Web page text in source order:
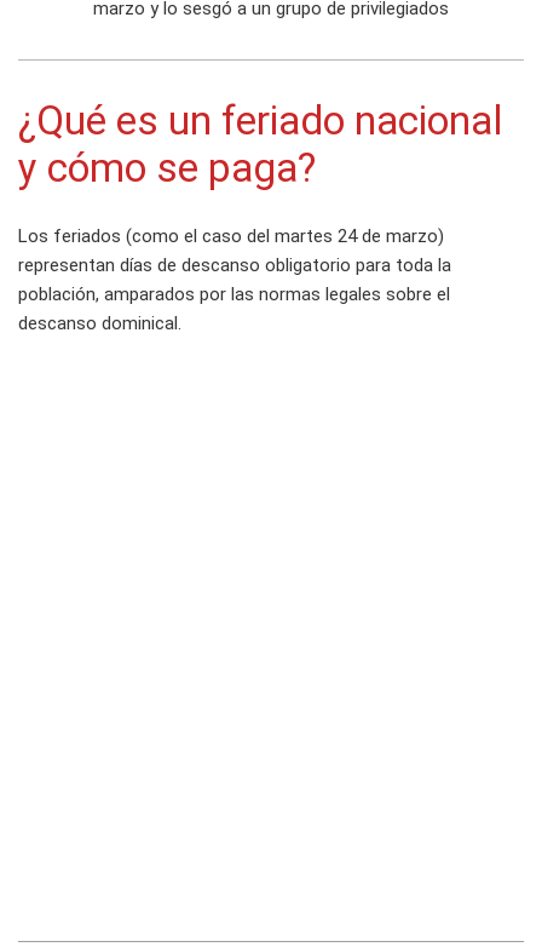
marzo y lo sesgó a un grupo de privilegiados
¿Qué es un feriado nacional
y cómo se paga?
Los feriados (como el caso del martes 24 de marzo)
representan días de descanso obligatorio para toda la
población, amparados por las normas legales sobre el
descanso dominical.